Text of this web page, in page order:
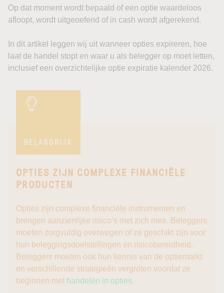
Op dat moment wordt bepaald of een optie waardeloos
afloopt, wordt uitgeoefend of in cash wordt afgerekend.
In dit artikel leggen wij uit wanneer opties expireren, hoe
laat de handel stopt en waar u als belegger op moet letten,
inclusief een overzichtelijke optie expiratie kalender 2026.
BELANGRIJK
OPTIES ZIJN COMPLEXE FINANCIËLE
PRODUCTEN
Opties zijn complexe financiële instrumenten en
brengen aanzienlijke risico’s met zich mee. Beleggers
moeten zorgvuldig overwegen of ze geschikt zijn voor
hun beleggingsdoelstellingen en risicobereidheid.
Beleggers moeten ook hun kennis van de optiemarkt
en verschillende strategieën vergroten voordat ze
beginnen met handelen in opties.